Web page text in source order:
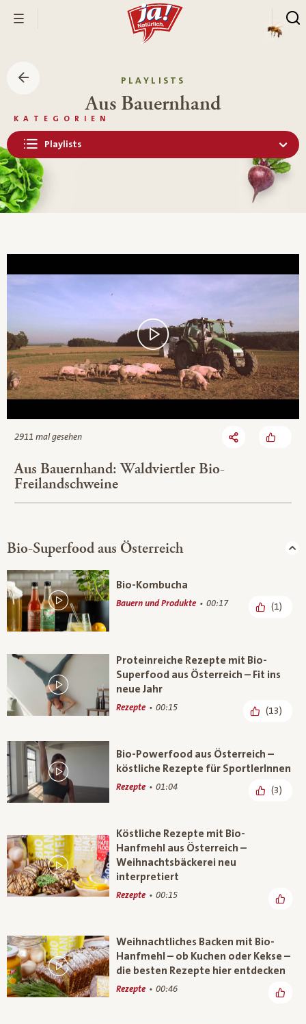
PLAYLISTS
Aus Bauernhand
KATEGORIEN
Playlists
2911 mal gesehen
Aus Bauernhand: Waldviertler Bio-
Freilandschweine
Bio-Superfood aus Österreich
Bio-Kombucha
Bauern und Produkte 00:17 (1)
Proteinreiche Rezepte mit Bio-
Superfood aus Österreich – Fit ins
neue Jahr
Rezepte 00:15 (13)
Bio-Powerfood aus Österreich –
köstliche Rezepte für SportlerInnen
Rezepte 01:04 (3)
Köstliche Rezepte mit Bio-
Hanfmehl aus Österreich –
Weihnachtsbäckerei neu
interpretiert
Rezepte 00:15
Weihnachtliches Backen mit Bio-
Hanfmehl – ob Kuchen oder Kekse –
die besten Rezepte hier entdecken
Rezepte 00:46